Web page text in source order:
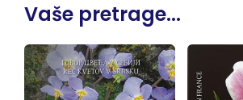
Vaše pretrage...